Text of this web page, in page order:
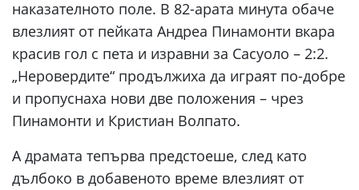
наказателното поле. В 82-арата минута обаче
влезлият от пейката Андреа Пинамонти вкара
красив гол с пета и изравни за Сасуоло – 2:2.
„Неровердите“ продължиха да играят по-добре
и пропуснаха нови две положения – чрез
Пинамонти и Кристиан Волпато.
А драмата тепърва предстоеше, след като
дълбоко в добавеното време влезлият от